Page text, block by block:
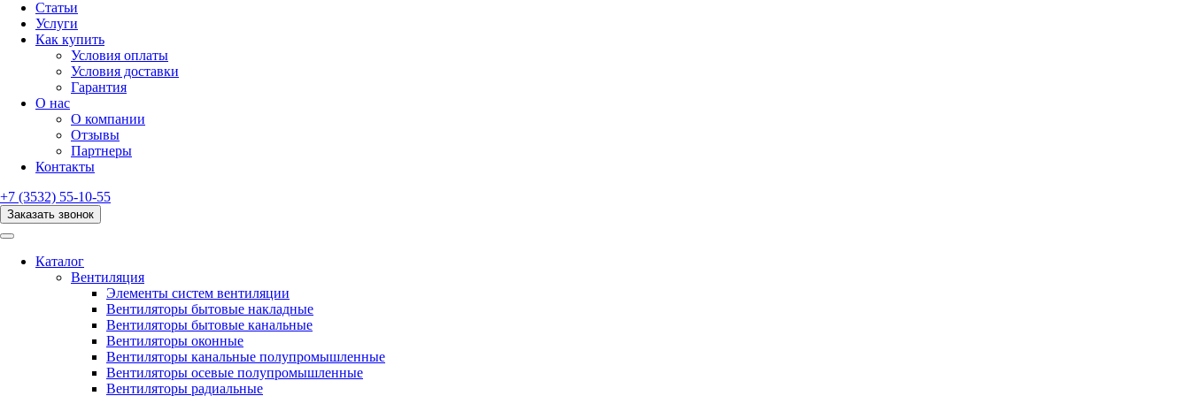
Статьи
Услуги
Как купить
Условия оплаты
Условия доставки
Гарантия
О нас
О компании
Отзывы
Партнеры
Контакты
+7 (3532) 55-10-55
Заказать звонок
Каталог
Вентиляция
Элементы систем вентиляции
Вентиляторы бытовые накладные
Вентиляторы бытовые канальные
Вентиляторы оконные
Вентиляторы канальные полупромышленные
Вентиляторы осевые полупромышленные
Вентиляторы радиальные